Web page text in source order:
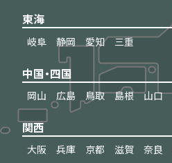
東海
岐阜 静岡 愛知 三重
中国・四国
岡山 広島 鳥取 島根 山口
関西
大阪 兵庫 京都 滋賀 奈良